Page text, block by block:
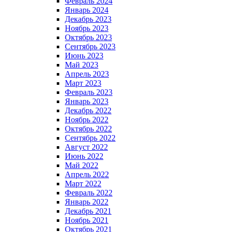
Январь 2024
Декабрь 2023
Ноябрь 2023
Октябрь 2023
Сентябрь 2023
Июнь 2023
Май 2023
Апрель 2023
Март 2023
Февраль 2023
Январь 2023
Декабрь 2022
Ноябрь 2022
Октябрь 2022
Сентябрь 2022
Август 2022
Июнь 2022
Май 2022
Апрель 2022
Март 2022
Февраль 2022
Январь 2022
Декабрь 2021
Ноябрь 2021
Октябрь 2021